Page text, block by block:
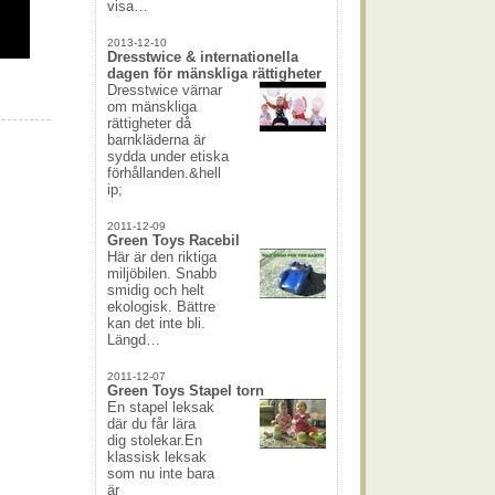
visa…
2013-12-10
Dresstwice & internationella
dagen för mänskliga rättigheter
Dresstwice värnar
om mänskliga
rättigheter då
barnkläderna är
sydda under etiska
förhållanden.&hell
ip;
2011-12-09
Green Toys Racebil
Här är den riktiga
miljöbilen. Snabb
smidig och helt
ekologisk. Bättre
kan det inte bli.
Längd…
2011-12-07
Green Toys Stapel torn
En stapel leksak
där du får lära
dig stolekar.En
klassisk leksak
som nu inte bara
är